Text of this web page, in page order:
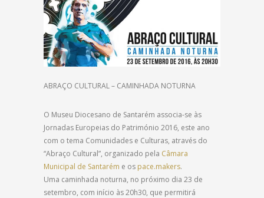
ABRAÇO CULTURAL – CAMINHADA NOTURNA
O Museu Diocesano de Santarém associa-se às
Jornadas Europeias do Património 2016, este ano
com o tema Comunidades e Culturas, através do
“Abraço Cultural”, organizado pela Câmara
Municipal de Santarém e os pace.makers.
Uma caminhada noturna, no próximo dia 23 de
setembro, com início às 20h30, que permitirá